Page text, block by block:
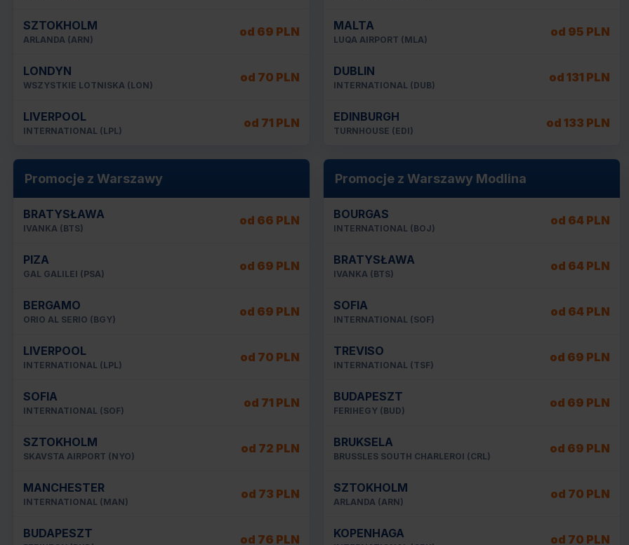
SZTOKHOLM
ARLANDA (ARN)
od 69 PLN
LONDYN
WSZYSTKIE LOTNISKA (LON)
od 70 PLN
LIVERPOOL
INTERNATIONAL (LPL)
od 71 PLN
MALTA
LUQA AIRPORT (MLA)
od 95 PLN
DUBLIN
INTERNATIONAL (DUB)
od 131 PLN
EDINBURGH
TURNHOUSE (EDI)
od 133 PLN
Promocje z Warszawy
BRATYSŁAWA
IVANKA (BTS)
od 66 PLN
PIZA
GAL GALILEI (PSA)
od 69 PLN
BERGAMO
ORIO AL SERIO (BGY)
od 69 PLN
LIVERPOOL
INTERNATIONAL (LPL)
od 70 PLN
SOFIA
INTERNATIONAL (SOF)
od 71 PLN
SZTOKHOLM
SKAVSTA AIRPORT (NYO)
od 72 PLN
MANCHESTER
INTERNATIONAL (MAN)
od 73 PLN
BUDAPESZT od 76 PLN
Promocje z Warszawy Modlina
BOURGAS
INTERNATIONAL (BOJ)
od 64 PLN
BRATYSŁAWA
IVANKA (BTS)
od 64 PLN
SOFIA
INTERNATIONAL (SOF)
od 64 PLN
TREVISO
INTERNATIONAL (TSF)
od 69 PLN
BUDAPESZT
FERIHEGY (BUD)
od 69 PLN
BRUKSELA
BRUSSLES SOUTH CHARLEROI (CRL)
od 69 PLN
SZTOKHOLM
ARLANDA (ARN)
od 70 PLN
KOPENHAGA od 70 PLN